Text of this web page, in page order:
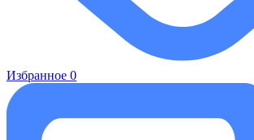
Избранное 0